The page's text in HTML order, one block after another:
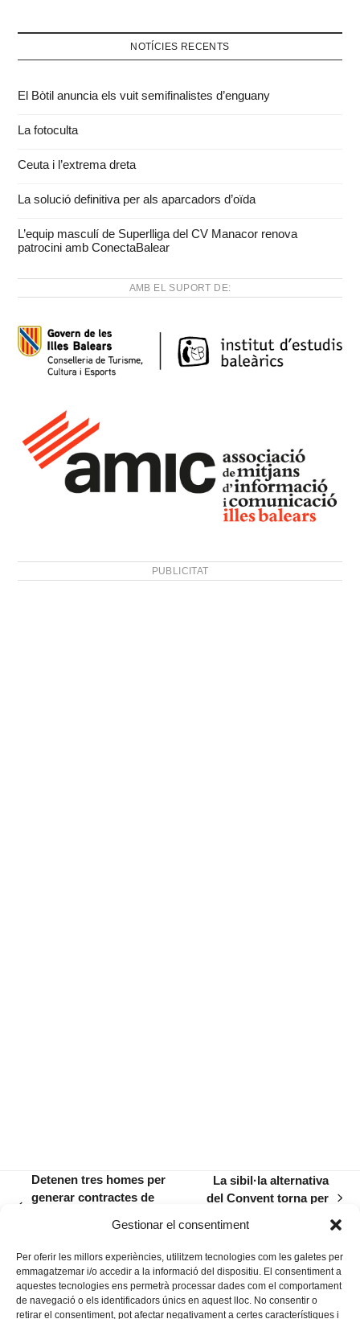
Gestionar el consentiment
Per oferir les millors experiències, utilitzem tecnologies com les galetes per
emmagatzemar i/o accedir a la informació del dispositiu. El consentiment a
aquestes tecnologies ens permetrà processar dades com el comportament
de navegació o els identificadors únics en aquest lloc. No consentir o
retirar el consentiment, pot afectar negativament a certes característiques i
NOTÍCIES RECENTS
El Bòtil anuncia els vuit semifinalistes d’enguany
La fotoculta
Ceuta i l’extrema dreta
La solució definitiva per als aparcadors d’oïda
L’equip masculí de Superlliga del CV Manacor renova
patrocini amb ConectaBalear
AMB EL SUPORT DE:
PUBLICITAT
Detenen tres homes per
generar contractes de
next
post:
La sibil·la alternativa
del Convent torna per